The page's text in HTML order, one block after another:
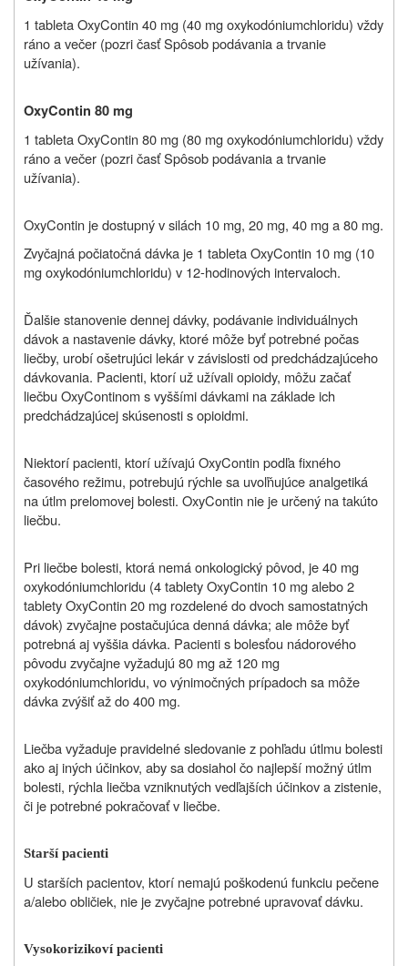
1 tabletaOxyContin 40 mg (40 mgoxykodóniumchloridu) vždy
ráno a večer (pozri časť Spôsob podávania a trvanie
užívania).
OxyContin 80 mg
1 tabletaOxyContin 80 mg (80 mgoxykodóniumchloridu) vždy
ráno a večer (pozri časť Spôsob podávania a trvanie
užívania).
OxyContin je dostupný v silách 10 mg, 20 mg, 40 mg a 80 mg.
Zvyčajná počiatočná dávka je 1 tableta OxyContin 10 mg (10
mg oxykodóniumchloridu) v 12-hodinových intervaloch.
Ďalšie stanovenie dennej dávky, podávanie individuálnych
dávok a nastavenie dávky, ktoré môže byť potrebné počas
liečby, urobí ošetrujúci lekár v závislosti od predchádzajúceho
dávkovania. Pacienti, ktorí už užívali opioidy, môžu začať
liečbu OxyContinom s vyššími dávkami na základe ich
predchádzajúcej skúsenosti s opioidmi.
Niektorí pacienti, ktorí užívajú OxyContin podľa fixného
časového režimu, potrebujú rýchle sa uvoľňujúce analgetiká
na útlm prelomovej bolesti. OxyContin nie je určený na takúto
liečbu.
Pri liečbe bolesti, ktorá nemá onkologický pôvod, je 40 mg
oxykodóniumchloridu (4 tablety OxyContin 10 mg alebo 2
tablety OxyContin 20 mg rozdelené do dvoch samostatných
dávok) zvyčajne postačujúca denná dávka; ale môže byť
potrebná aj vyššia dávka. Pacienti s bolesťou nádorového
pôvodu zvyčajne vyžadujú 80 mg až 120 mg
oxykodóniumchloridu, vo výnimočných prípadoch sa môže
dávka zvýšiť až do 400 mg.
Liečba vyžaduje pravidelné sledovanie z pohľadu útlmu bolesti
ako aj iných účinkov, aby sa dosiahol čo najlepší možný útlm
bolesti, rýchla liečba vzniknutých vedľajších účinkov a zistenie,
či je potrebné pokračovať v liečbe.
Starší pacienti
U starších pacientov, ktorí nemajú poškodenú funkciu pečene
a/alebo obličiek, nie je zvyčajne potrebné upravovať dávku.
Vysokorizikoví pacienti